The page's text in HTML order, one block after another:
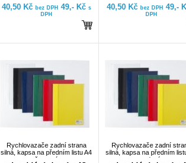
40,50 Kč bez DPH 49,- Kč s
DPH
40,50 Kč bez DPH 49,-
DPH
Rychlovazače zadní strana
silná, kapsa na předním listu A4
červený
Rychlovazače zadní
silná, kapsa na předním
zelený